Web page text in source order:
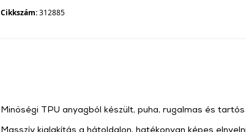
Cikkszám:312885
Minőségi TPU anyagból készült, puha, rugalmas és tartós
Masszív kialakítás a hátoldalon, hatékonyan képes